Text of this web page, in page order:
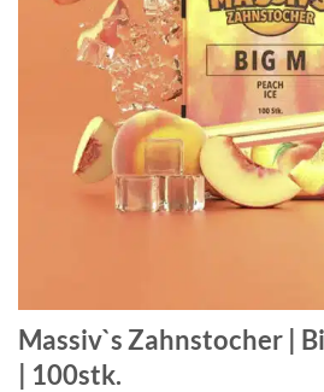
Massiv`s Zahnstocher |
| 100stk.